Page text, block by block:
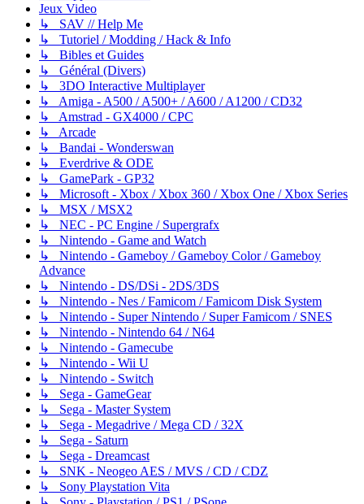
Jeux Video
↳ SAV // Help Me
↳ Tutoriel / Modding / Hack & Info
↳ Bibles et Guides
↳ Général (Divers)
↳ 3DO Interactive Multiplayer
↳ Amiga - A500 / A500+ / A600 / A1200 / CD32
↳ Amstrad - GX4000 / CPC
↳ Arcade
↳ Bandai - Wonderswan
↳ Everdrive & ODE
↳ GamePark - GP32
↳ Microsoft - Xbox / Xbox 360 / Xbox One / Xbox Series
↳ MSX / MSX2
↳ NEC - PC Engine / Supergrafx
↳ Nintendo - Game and Watch
↳ Nintendo - Gameboy / Gameboy Color / Gameboy
Advance
↳ Nintendo - DS/DSi - 2DS/3DS
↳ Nintendo - Nes / Famicom / Famicom Disk System
↳ Nintendo - Super Nintendo / Super Famicom / SNES
↳ Nintendo - Nintendo 64 / N64
↳ Nintendo - Gamecube
↳ Nintendo - Wii U
↳ Nintendo - Switch
↳ Sega - GameGear
↳ Sega - Master System
↳ Sega - Megadrive / Mega CD / 32X
↳ Sega - Saturn
↳ Sega - Dreamcast
↳ SNK - Neogeo AES / MVS / CD / CDZ
↳ Sony Playstation Vita